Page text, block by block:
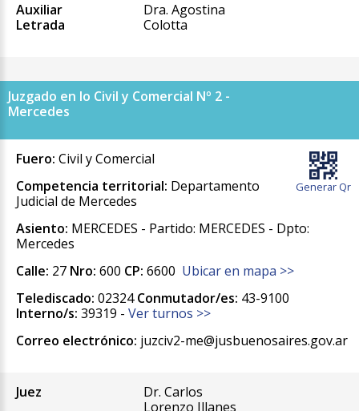
Auxiliar
Letrada
Dra. Agostina
Colotta
Juzgado en lo Civil y Comercial Nº 2 -
Mercedes
Generar Qr
Fuero: Civil y Comercial
Competencia territorial: Departamento
Judicial de Mercedes
Asiento: MERCEDES - Partido: MERCEDES - Dpto:
Mercedes
Calle: 27 Nro: 600 CP: 6600 Ubicar en mapa >>
Telediscado: 02324Conmutador/es: 43-9100
Interno/s: 39319 - Ver turnos >>
Correo electrónico: juzciv2-me@jusbuenosaires.gov.ar
Juez
Dr. Carlos
Lorenzo Illanes